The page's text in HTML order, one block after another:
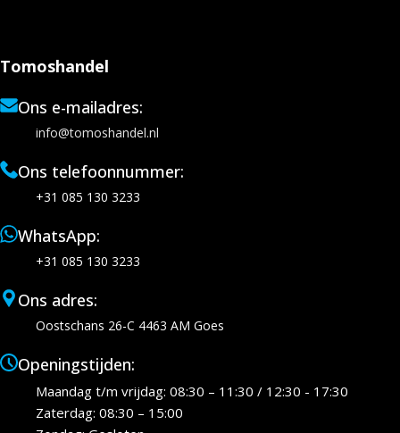
Tomoshandel
Ons e-mailadres:
info@tomoshandel.nl
Ons telefoonnummer:
+31 085 130 3233
WhatsApp:
+31 085 130 3233
Ons adres:
Oostschans 26-C 4463 AM Goes
Openingstijden:
Maandag t/m vrijdag: 08:30 – 11:30 / 12:30 - 17:30
Zaterdag: 08:30 – 15:00